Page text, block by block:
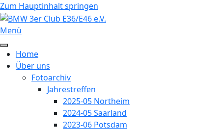
Zum Hauptinhalt springen
Menü
Home
Über uns
Fotoarchiv
Jahrestreffen
2025-05 Northeim
2024-05 Saarland
2023-06 Potsdam
Jahr
Monat
Jahr
Monat